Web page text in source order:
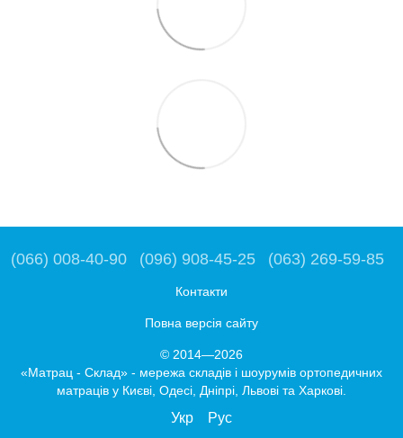
(066) 008-40-90 (096) 908-45-25 (063) 269-59-85
Контакти
Повна версія сайту
© 2014—2026
«Матрац - Склад» - мережа складів і шоурумів ортопедичних
матраців у Києві, Одесі, Дніпрі, Львові та Харкові.
Укр Рус